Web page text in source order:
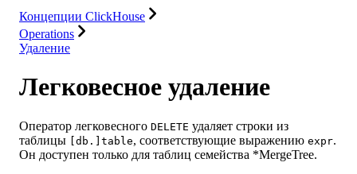
Концепции ClickHouse
Operations
Удаление
Легковесное удаление
Оператор легковесного DELETE удаляет строки из
таблицы [db.]table, соответствующие выражению expr.
Он доступен только для таблиц семейства *MergeTree.